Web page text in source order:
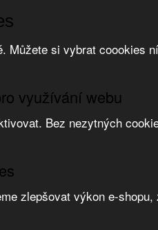
Můžete si vybrat coookies
využívání webu
Bez nezytných
zlepšovat výkon e-
na doplňující obsah